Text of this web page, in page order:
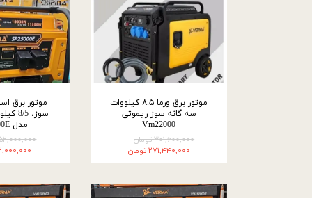
موتور برق ورما ۸.۵ کیلووات
سه گانه سوز ریموتی
Vm22000
۳۰۱,۶۰۰,۰۰۰ تومان
۲۷۱,۴۴۰,۰۰۰ تومان
موتور برق
مدل SP19000E
۱۵۲,۰۰۰,۰۰۰
۱۴۲,۰۰۰,۰۰۰